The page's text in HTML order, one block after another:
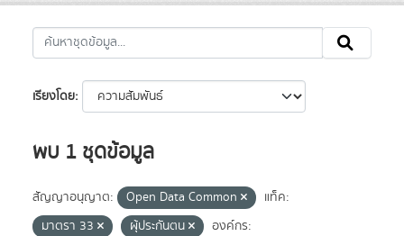
เรียงโดย
พบ 1 ชุดข้อมูล
สัญญาอนุญาต: Open Data Common
แท็ค:
มาตรา 33
ผุ้ประกันตน
องค์กร: